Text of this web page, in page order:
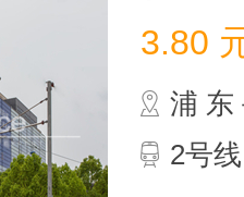
3.80
浦 东
2号